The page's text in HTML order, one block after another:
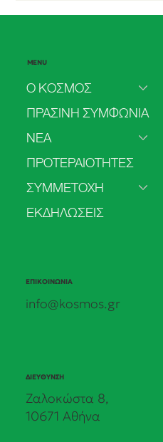
MENU
Ο ΚΟΣΜΟΣ
ΠΡΑΣΙΝΗ ΣΥΜΦΩΝΙΑ
ΝΕΑ
ΠΡΟΤΕΡΑΙΟΤΗΤΕΣ
ΣΥΜΜΕΤΟΧΗ
ΕΚΔΗΛΩΣΕΙΣ
ΕΠΙΚΟΙΝΩΝΙΑ
info@kosmos.gr
ΔΙΕΥΘΥΝΣΗ
Ζαλοκώστα 8,
10671 Αθήνα